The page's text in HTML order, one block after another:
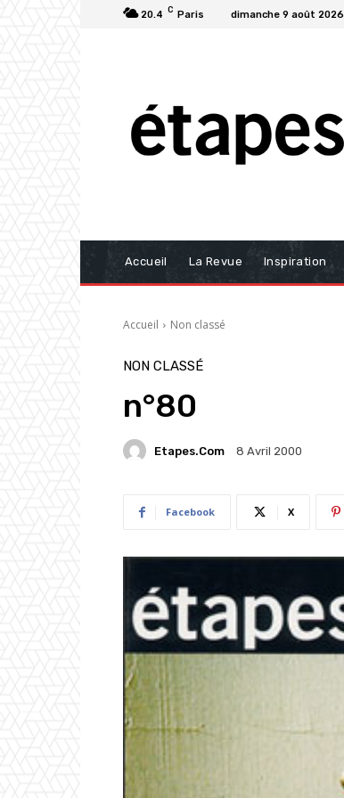
20.4 C Paris dimanche 9 août 2026
Accueil La Revue Inspiration
Accueil Non classé
NON CLASSÉ
n°80
Etapes.com 8 Avril 2000
Facebook X